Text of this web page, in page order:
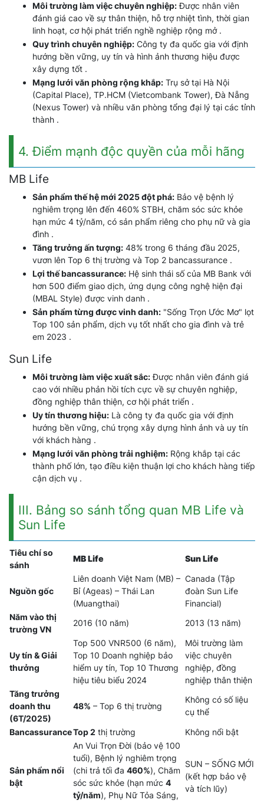
Môi trường làm việc chuyên nghiệp:Được nhân viên
đánh giá cao về sự thân thiện, hỗ trợ nhiệt tình, thời gian
linh hoạt, cơ hội phát triển nghề nghiệp rộng mở .
Quy trình chuyên nghiệp: Công ty đa quốc gia với định
hướng bền vững, uy tín và hình ảnh thương hiệu được
xây dựng tốt .
Mạng lưới văn phòng rộng khắp: Trụ sở tại Hà Nội
(Capital Place), TP.HCM (Vietcombank Tower), Đà Nẵng
(Nexus Tower) và nhiều văn phòng tổng đại lý tại các tỉnh
thành .
4. Điểm mạnh độc quyền của mỗi hãng
MB Life
Sản phẩm thế hệ mới 2025 đột phá: Bảo vệ bệnh lý
nghiêm trọng lên đến 460% STBH, chăm sóc sức khỏe
hạn mức 4 tỷ/năm, có sản phẩm riêng cho phụ nữ và gia
đình .
Tăng trưởng ấn tượng: 48% trong 6 tháng đầu 2025,
vươn lên Top 6 thị trường và Top 2 bancassurance .
Lợi thế bancassurance: Hệ sinh thái số của MB Bank với
hơn 500 điểm giao dịch, ứng dụng công nghệ hiện đại
(MBAL Style) được vinh danh .
Sản phẩm từng được vinh danh: "Sống Trọn Ước Mơ" lọt
Top 100 sản phẩm, dịch vụ tốt nhất cho gia đình và trẻ
em 2023 .
Sun Life
Môi trường làm việc xuất sắc:Được nhân viên đánh giá
cao với nhiều phản hồi tích cực về sự chuyên nghiệp,
đồng nghiệp thân thiện, cơ hội phát triển .
Uy tín thương hiệu: Là công ty đa quốc gia với định
hướng bền vững, chú trọng xây dựng hình ảnh và uy tín
với khách hàng .
Mạng lưới văn phòng trải nghiệm: Rộng khắp tại các
thành phố lớn, tạo điều kiện thuận lợi cho khách hàng tiếp
cận dịch vụ .
III. Bảng so sánh tổng quan MB Life và
Sun Life
Tiêu chí so
sánh
MB Life Sun Life
Nguồn gốc
Liên doanh Việt Nam (MB) –
Bỉ (Ageas) – Thái Lan
(Muangthai)
Canada (Tập
đoàn Sun Life
Financial)
Năm vào thị
trường VN
2016 (10 năm) 2013 (13 năm)
Uy tín & Giải
thưởng
Top 500 VNR500 (6 năm),
Top 10 Doanh nghiệp bảo
hiểm uy tín, Top 10 Thương
hiệu tiêu biểu 2024
Môi trường làm
việc chuyên
nghiệp, đồng
nghiệp thân thiện
Tăng trưởng
doanh thu
(6T/2025)
48% – Top 6 thị trường
Không có số liệu
cụ thể
BancassuranceTop 2 thị trường Không nổi bật
Sản phẩm nổi
bật
An Vui Trọn Đời (bảo vệ 100
tuổi), Bệnh lý nghiêm trọng
(chi trả tối đa 460%), Chăm
sóc sức khỏe (hạn mức 4
tỷ/năm), Phụ Nữ Tỏa Sáng,
SUN – SỐNG MỚI
(kết hợp bảo vệ
và tích lũy)